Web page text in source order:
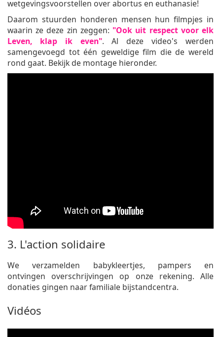
wetgevingsvoorstellen over abortus en euthanasie!
Daarom stuurden honderen mensen hun filmpjes in
waarin ze deze zin zeggen: "Ook uit respect voor elk
Leven, klap ik even". Al deze video's werden
samengevoegd tot één geweldige film die de wereld
rond gaat. Bekijk de montage hieronder.
3. L'action solidaire
We verzamelden babykleertjes, pampers en
ontvingen overschrijvingen op onze rekening. Alle
donaties gingen naar familiale bijstandcentra.
Vidéos